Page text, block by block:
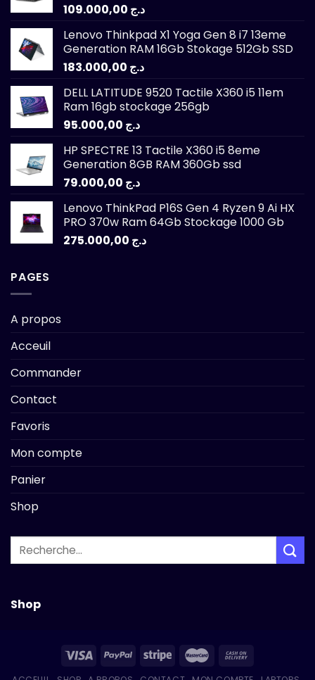
د.ج
Lenovo Thinkpad X1 Yoga Gen 8 i7 13eme
Generation RAM 16Gb Stokage 512Gb SSD
د.ج
DELL LATITUDE 9520 Tactile X360 i5 11em
Ram 16gb stockage 256gb
د.ج
HP SPECTRE 13 Tactile X360 i5 8eme
Generation 8GB RAM 360Gb ssd
د.ج
Lenovo ThinkPad P16S Gen 4 Ryzen 9 Ai HX
PRO 370w Ram 64Gb Stockage 1000 Gb
د.ج
PAGES
A propos
Acceuil
Commander
Contact
Favoris
Mon compte
Panier
Shop
Recherche
pour :
Shop